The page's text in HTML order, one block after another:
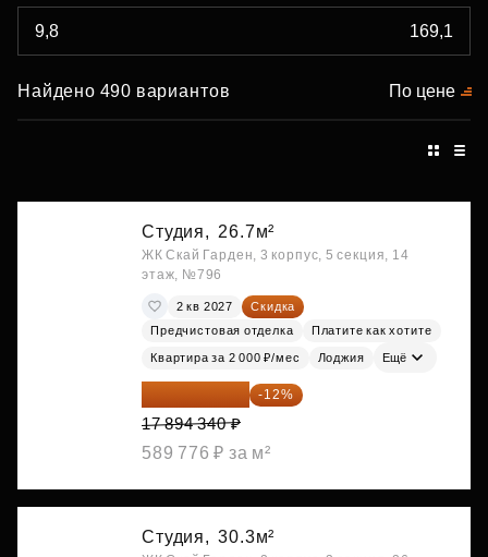
Найдено 490 вариантов По цене
Студия, 26.7м²
ЖК Скай Гарден, 3 корпус, 5 секция, 14
этаж, №796
2 кв 2027
Скидка
Предчистовая отделка
Платите как хотите
Квартира за 2 000 ₽/мес Лоджия Ещё
15 747 019 ₽ -12%
17 894 340 ₽
589 776 ₽ за м²
Студия, 30.3м²